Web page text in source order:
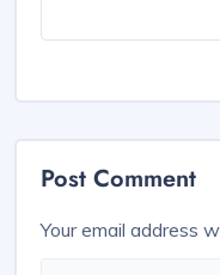
Post Comment
Your email address